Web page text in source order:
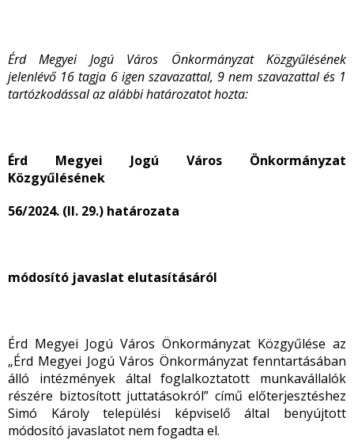
Érd Megyei Jogú Város Önkormányzat Közgyűlésének
jelenlévő 16 tagja 6 igen szavazattal, 9 nem szavazattal és 1
tartózkodással az alábbi határozatot hozta:
Érd Megyei Jogú Város Önkormányzat
Közgyűlésének
56/2024. (II. 29.) határozata
módosító javaslat elutasításáról
Érd Megyei Jogú Város Önkormányzat Közgyűlése az
„Érd Megyei Jogú Város Önkormányzat fenntartásában
álló intézmények által foglalkoztatott munkavállalók
részére biztosított juttatásokról” című előterjesztéshez
Simó Károly települési képviselő által benyújtott
módosító javaslatot nem fogadta el.